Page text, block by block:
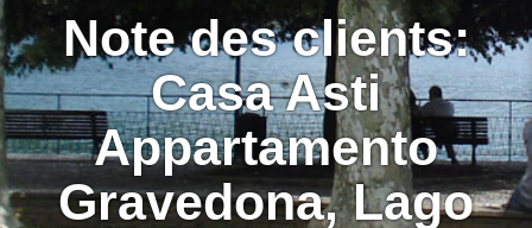
Note des clients:
Casa Asti
Appartamento
Gravedona, Lago